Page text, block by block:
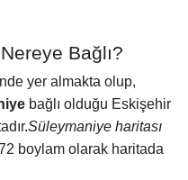
Bağlı?
yer almakta olup,
bağlı olduğu Eskişehir
Süleymaniye haritası
boylam olarak haritada